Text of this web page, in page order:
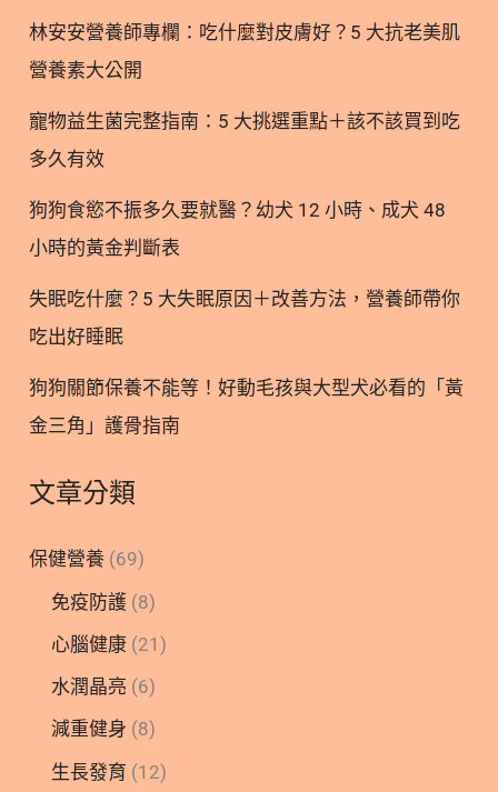
薦給： 3.1 孕產婦 一人吃兩人補，幫助寶寶發育，媽
能 3.3 過敏氣管弱者 長期滋養，守護呼吸道健康 3.4
高壓上班族 工作壓力大、睡眠品質差，燕窩能幫助入
窩怎麼燉？教你 3 步驟鎖定頂級滋養！】 延伸閱讀
>> 精緻養生術 食補燕窩營養 林安安營養師親自嚴選
馬來西亞極品真燕窩，嚴格把關，就是為了讓大家喝
林安安營養師專欄：吃什麼對皮膚好？5 大抗老美肌
營養素大公開
寵物益生菌完整指南：5 大挑選重點＋該不該買到吃
多久有效
狗狗食慾不振多久要就醫？幼犬 12 小時、成犬 48
小時的黃金判斷表
失眠吃什麼？5 大失眠原因＋改善方法，營養師帶你
吃出好睡眠
狗狗關節保養不能等！好動毛孩與大型犬必看的「黃
金三角」護骨指南
文章分類
保健營養 (69)
免疫防護 (8)
心腦健康 (21)
水潤晶亮 (6)
減重健身 (8)
生長發育 (12)